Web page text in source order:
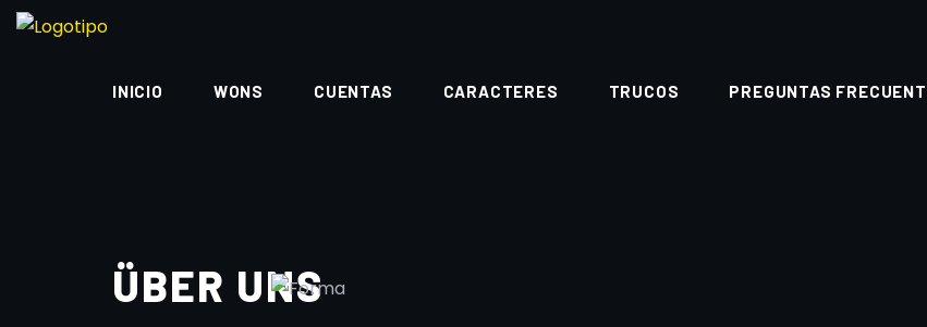
INICIO WONS CUENTAS CARACTERES TRUCOS PREGUNTAS
ÜBER UNS